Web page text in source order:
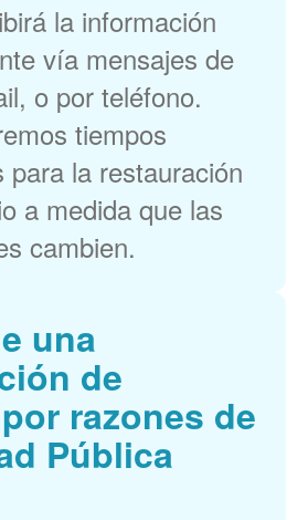
la información
vía mensajes de
o por teléfono.
tiempos
para la restauración
a medida que las
cambien.
una
de
razones de
Pública